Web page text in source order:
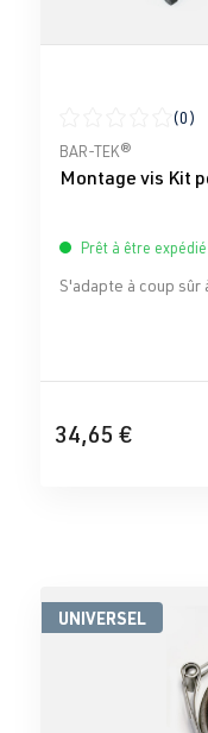
Note moyenne de
(0)
BAR-TEK®
Montage vis Kit
Prêt à être
S'adapte à coup sûr
34,65 €
UNIVERSEL